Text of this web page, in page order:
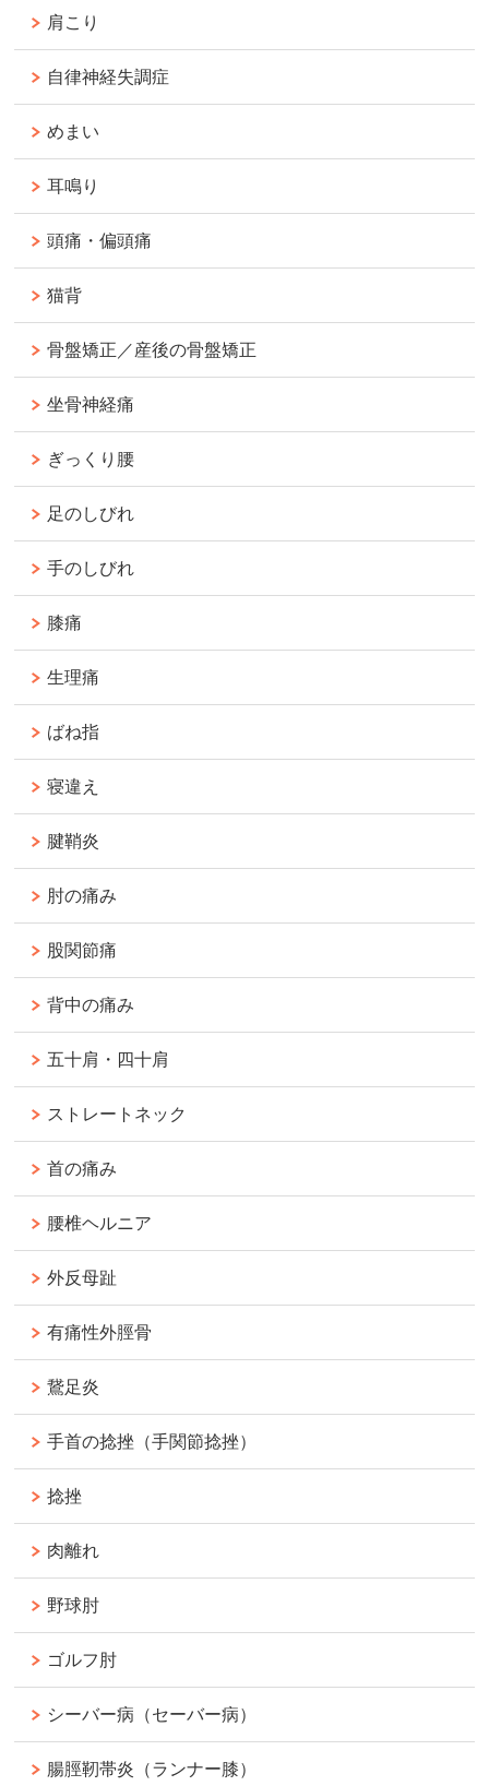
肩こり
自律神経失調症
めまい
耳鳴り
頭痛・偏頭痛
猫背
骨盤矯正／産後の骨盤矯正
坐骨神経痛
ぎっくり腰
足のしびれ
手のしびれ
膝痛
生理痛
ばね指
寝違え
腱鞘炎
肘の痛み
股関節痛
背中の痛み
五十肩・四十肩
ストレートネック
首の痛み
腰椎ヘルニア
外反母趾
有痛性外脛骨
鵞足炎
手首の捻挫（手関節捻挫）
捻挫
肉離れ
野球肘
ゴルフ肘
シーバー病（セーバー病）
腸脛靭帯炎（ランナー膝）